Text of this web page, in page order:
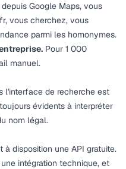
Google Maps, vous
vous cherchez, vous
parmi les homonymes.
Pour 1 000
manuel.
l'interface de recherche est
évidents à interpréter
nom légal.
à disposition une API gratuite.
intégration technique, et